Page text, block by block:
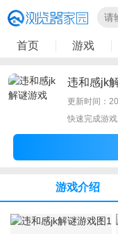
首页 游戏
违和感jk
更新时间：
快速完成游
游戏介绍